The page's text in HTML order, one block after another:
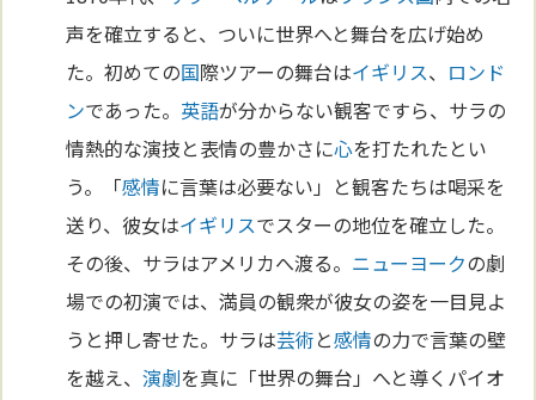
声を確立すると、ついに世界へと舞台を広げ始め
た。初めての国際ツアーの舞台はイギリス、 ロンド
ンであった。 英語が分からない観客ですら、サラの
情熱的な演技と表情の豊かさに心を打たれたとい
う。「感情に言葉は必要ない」と観客たちは喝采を
送り、彼女はイギリスでスターの地位を確立した。
その後、サラはアメリカへ渡る。 ニューヨークの劇
場での初演では、満員の観衆が彼女の姿を一目見よ
うと押し寄せた。サラは芸術と感情の力で言葉の壁
を越え、演劇を真に「世界の舞台」へと導くパイオ